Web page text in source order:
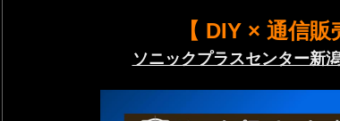
【 DIY × 通信販
ソニックプラスセンター新